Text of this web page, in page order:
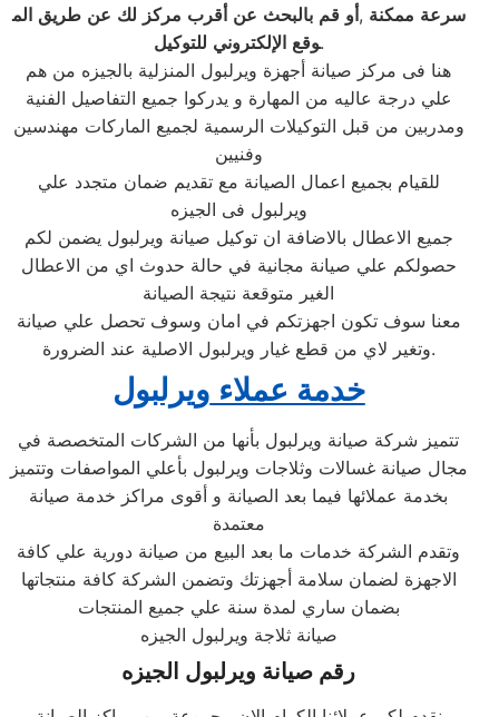
سرعة ممكنة ,أو قم بالبحث عن أقرب مركز لك عن طريق الم
وقع الإلكتروني للتوكيل
.
هنا فى مركز صيانة أجهزة ويرلبول المنزلية بالجيزه من هم
علي درجة عاليه من المهارة و يدركوا جميع التفاصيل الفنية
ومدربين من قبل التوكيلات الرسمية لجميع الماركات مهندسين
وفنيين
للقيام بجميع اعمال الصيانة مع تقديم ضمان متجدد علي
ويرلبول فى الجيزه
جميع الاعطال بالاضافة ان توكيل صيانة ويرلبول يضمن لكم
حصولكم علي صيانة مجانية في حالة حدوث اي من الاعطال
الغير متوقعة نتيجة الصيانة
معنا سوف تكون اجهزتكم في امان وسوف تحصل علي صيانة
وتغير لاي من قطع غيار ويرلبول الاصلية عند الضرورة.
خدمة عملاء ويرلبول
تتميز شركة صيانة ويرلبول بأنها من الشركات المتخصصة في
مجال صيانة غسالات وثلاجات ويرلبول بأعلي المواصفات وتتميز
بخدمة عملائها فيما بعد الصيانة و أقوى مراكز خدمة صيانة
معتمدة
وتقدم الشركة خدمات ما بعد البيع من صيانة دورية علي كافة
الاجهزة لضمان سلامة أجهزتك وتضمن الشركة كافة منتجاتها
بضمان ساري لمدة سنة علي جميع المنتجات
صيانة ثلاجة ويرلبول الجيزه
رقم صيانة ويرلبول الجيزه